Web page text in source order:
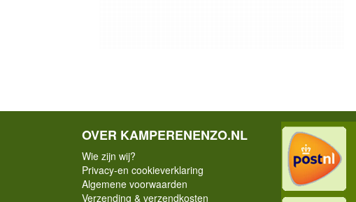
OVER KAMPERENENZO.NL
Wie zijn wij?
Privacy-en cookieverklaring
Algemene voorwaarden
Verzending & verzendkosten